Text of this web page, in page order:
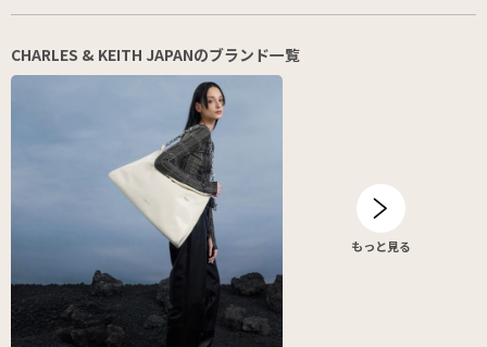
CHARLES & KEITH JAPANのブランド一覧
もっと見る